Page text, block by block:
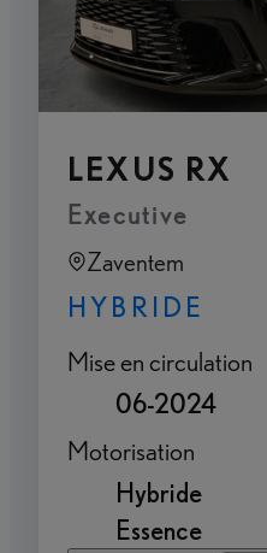
LEXUS RX
Executive
Zaventem
HYBRIDE
Mise en circulation
06-2024
Motorisation
Hybride
Essence